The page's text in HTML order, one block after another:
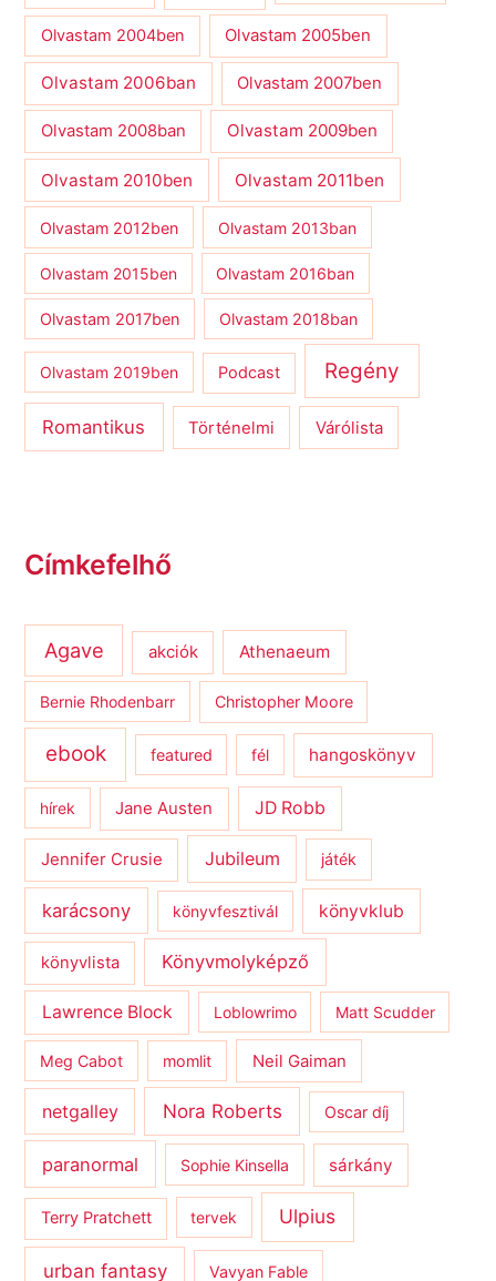
Olvastam 2004ben Olvastam 2005ben
Olvastam 2006ban Olvastam 2007ben
Olvastam 2008ban Olvastam 2009ben
Olvastam 2010ben Olvastam 2011ben
Olvastam 2012ben Olvastam 2013ban
Olvastam 2015ben Olvastam 2016ban
Olvastam 2017ben Olvastam 2018ban
Olvastam 2019ben Podcast Regény
Romantikus Történelmi Várólista
Címkefelhő
Agave akciók Athenaeum
Bernie Rhodenbarr Christopher Moore
ebook featured fél hangoskönyv
hírek Jane Austen JD Robb
Jennifer Crusie Jubileum játék
karácsony könyvfesztivál könyvklub
könyvlista Könyvmolyképző
Lawrence Block Loblowrimo Matt Scudder
Meg Cabot momlit Neil Gaiman
netgalley Nora Roberts Oscar díj
paranormal Sophie Kinsella sárkány
Terry Pratchett tervek Ulpius
urban fantasy Vavyan Fable